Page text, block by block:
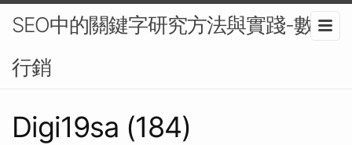
SEO中的關鍵字研究方法與實踐-數位
行銷
Digi19sa (184)